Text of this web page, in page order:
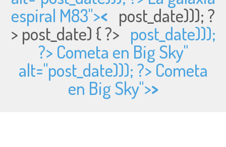
espiral M83">< post_date))); ?
> post_date) { ?> post_date)));
?> Cometa en Big Sky"
alt="post_date))); ?> Cometa
en Big Sky">>